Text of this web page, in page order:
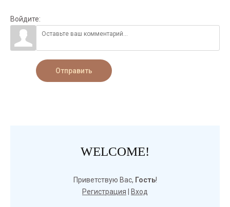
Войдите:
Отправить
WELCOME!
Приветствую Вас, Гость!
Регистрация
Вход